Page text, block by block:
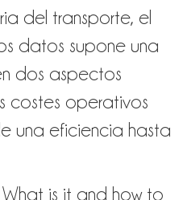
del transporte, el
datos supone una
dos aspectos
costes operativos
una eficiencia hasta